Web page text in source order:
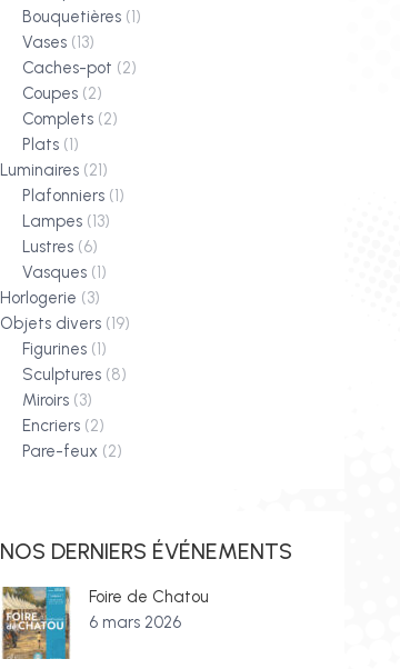
Bouquetières (1)
Vases (13)
Caches-pot (2)
Coupes (2)
Complets (2)
Plats (1)
Luminaires (21)
Plafonniers (1)
Lampes (13)
Lustres (6)
Vasques (1)
Horlogerie (3)
Objets divers (19)
Figurines (1)
Sculptures (8)
Miroirs (3)
Encriers (2)
Pare-feux (2)
NOS DERNIERS ÉVÉNEMENTS
Foire de Chatou
6 mars 2026